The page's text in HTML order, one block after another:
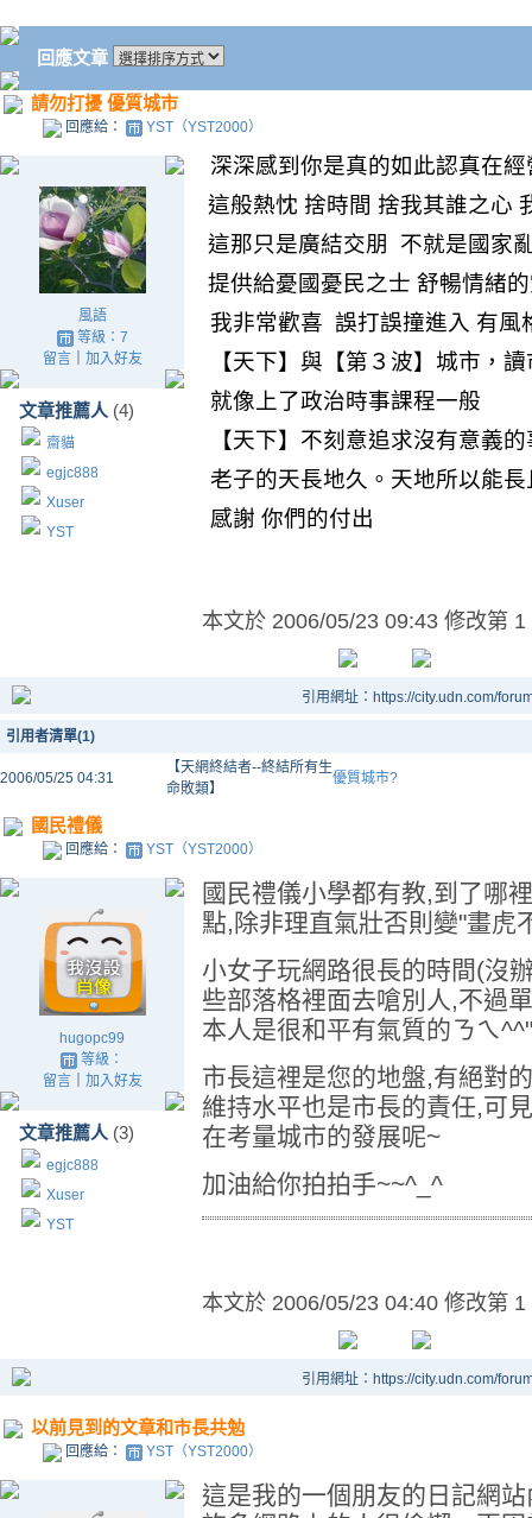
回應文章
請勿打擾 優質城市
回應給： YST（YST2000）
風語
等級：7
留言｜ 加入好友
文章推薦人 (4)
齋貓
egjc888
Xuser
YST
深深感到你是真的如此認真在經
這般熱忱 捨時間 捨我其誰之心
這那只是廣結交朋
不就是國家
提供給憂國憂民之士 舒暢情緒
我非常歡喜 誤打誤撞進入 有風
【天下】與【第３波】城市 ， 讀
就像上了政治時事課程一般
【天下】不刻意追求沒有意義的
老子的天長地久。天地所以能
感謝 你們的付出
本文於 2006/05/23 09:43 修改第 1
引用網址：https://city.udn.com/
引用者清單(1)
2006/05/25 04:31
【天網終結者--終結所有生
命敗類】
優質城市?
國民禮儀
回應給： YST（YST2000）
hugopc99
等級：
留言｜ 加入好友
文章推薦人 (3)
egjc888
Xuser
YST
國民禮儀小學都有教,到了哪
點,除非理直氣壯否則變"畫虎
小女子玩網路很長的時間(沒
些部落格裡面去嗆別人,不過
本人是很和平有氣質的ㄋㄟ^^"
市長這裡是您的地盤,有絕對
維持水平也是市長的責任,可
在考量城市的發展呢~
加油給你拍拍手~~^_^
本文於 2006/05/23 04:40 修改第 1
引用網址：https://city.udn.com/
以前見到的文章和市長共勉
回應給： YST（YST2000）
這是我的一個朋友的日記網